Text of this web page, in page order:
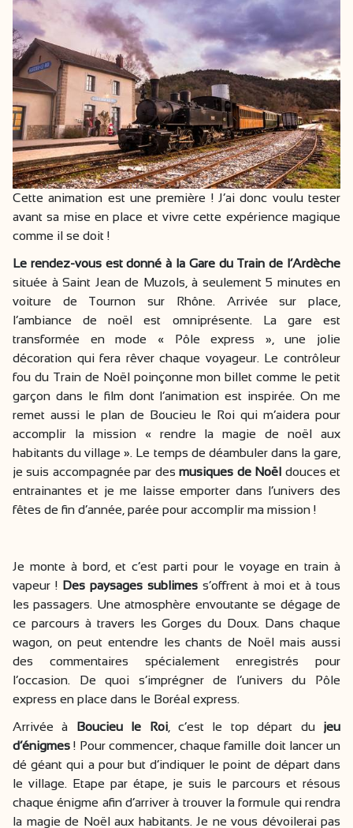
Cette animation est une première ! J’ai donc voulu tester
avant sa mise en place et vivre cette expérience magique
comme il se doit !
Le rendez-vous est donné à la Gare du Train de l’Ardèche
située à Saint Jean de Muzols, à seulement 5 minutes en
voiture de Tournon sur Rhône. Arrivée sur place,
l’ambiance de noël est omniprésente. La gare est
transformée en mode « Pôle express », une jolie
décoration qui fera rêver chaque voyageur. Le contrôleur
fou du Train de Noël poinçonne mon billet comme le petit
garçon dans le film dont l’animation est inspirée. On me
remet aussi le plan de Boucieu le Roi qui m’aidera pour
accomplir la mission « rendre la magie de noël aux
habitants du village ». Le temps de déambuler dans la gare,
je suis accompagnée par des musiques de Noël douces et
entrainantes et je me laisse emporter dans l’univers des
fêtes de fin d’année, parée pour accomplir ma mission !
Je monte à bord, et c’est parti pour le voyage en train à
vapeur ! Des paysages sublimes s’offrent à moi et à tous
les passagers. Une atmosphère envoutante se dégage de
ce parcours à travers les Gorges du Doux. Dans chaque
wagon, on peut entendre les chants de Noël mais aussi
des commentaires spécialement enregistrés pour
l’occasion. De quoi s’imprégner de l’univers du Pôle
express en place dans le Boréal express.
Arrivée à Boucieu le Roi, c’est le top départ dujeu
d’énigmes ! Pour commencer, chaque famille doit lancer un
dé géant qui a pour but d’indiquer le point de départ dans
le village. Etape par étape, je suis le parcours et résous
chaque énigme afin d’arriver à trouver la formule qui rendra
la magie de Noël aux habitants. Je ne vous dévoilerai pas